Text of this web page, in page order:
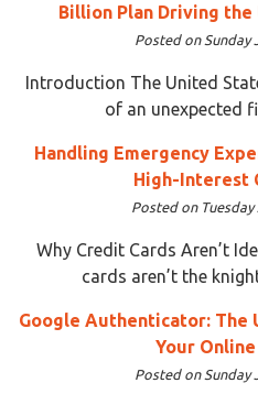
Billion Plan Driving the
Posted on Sunday
Introduction The United
of an unexpected
Handling Emergency
High-Interest
Posted on Tuesday
Why Credit Cards Aren’t
cards aren’t the
Google Authenticator:
Your
Posted on Sunday